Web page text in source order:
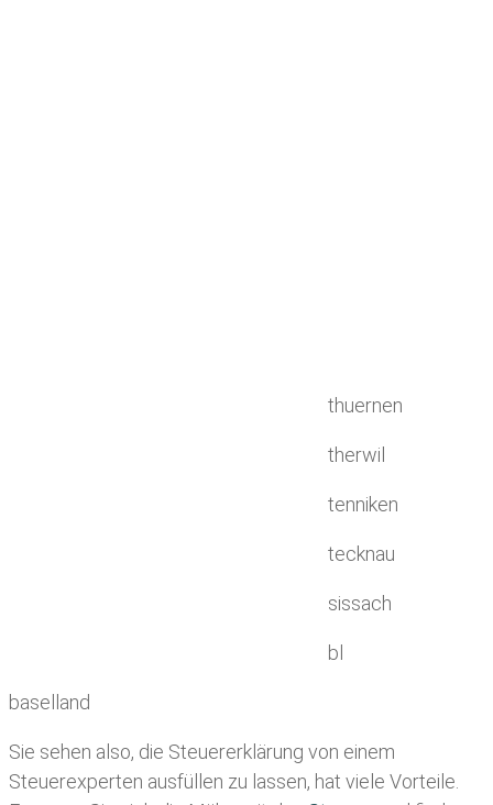
thuernen
therwil
tenniken
tecknau
sissach
bl
baselland
Sie sehen also, die Steuererklärung von einem
Steuerexperten ausfüllen zu lassen, hat viele Vorteile.